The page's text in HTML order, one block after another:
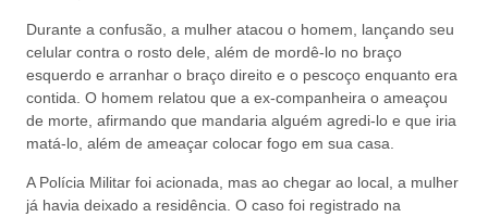
Durante a confusão, a mulher atacou o homem, lançando seu
celular contra o rosto dele, além de mordê-lo no braço
esquerdo e arranhar o braço direito e o pescoço enquanto era
contida. O homem relatou que a ex-companheira o ameaçou
de morte, afirmando que mandaria alguém agredi-lo e que iria
matá-lo, além de ameaçar colocar fogo em sua casa.
A Polícia Militar foi acionada, mas ao chegar ao local, a mulher
já havia deixado a residência. O caso foi registrado na